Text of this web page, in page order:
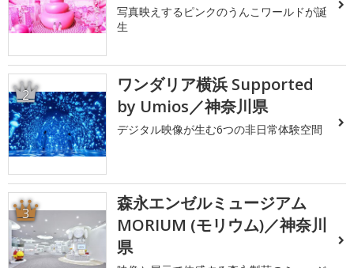
写真映えするピンクのうんこワールドが誕
生
2
ワンダリア横浜 Supported
by Umios／神奈川県
デジタル映像が生む6つの非日常体験空間
3
森永エンゼルミュージアム
MORIUM (モリウム)／神奈川
県